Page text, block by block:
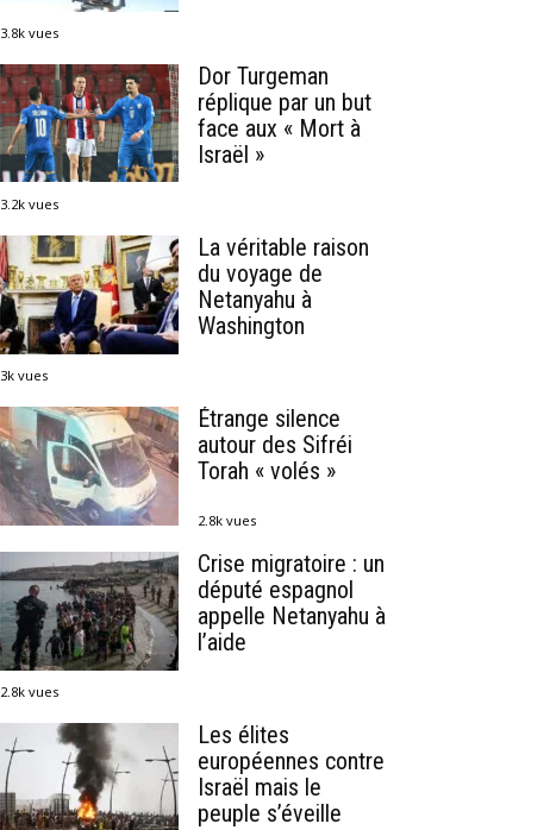
3.8k vues
Dor Turgeman
réplique par un but
face aux « Mort à
Israël »
3.2k vues
La véritable raison
du voyage de
Netanyahu à
Washington
3k vues
Étrange silence
autour des Sifréi
Torah « volés »
2.8k vues
Crise migratoire : un
député espagnol
appelle Netanyahu à
l’aide
2.8k vues
Les élites
européennes contre
Israël mais le
peuple s’éveille